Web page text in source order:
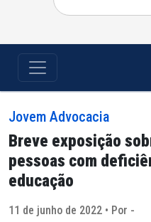
por:
Jovem Advocacia
Breve exposição
pessoas com
educação
11 de junho de 2022 • Por -